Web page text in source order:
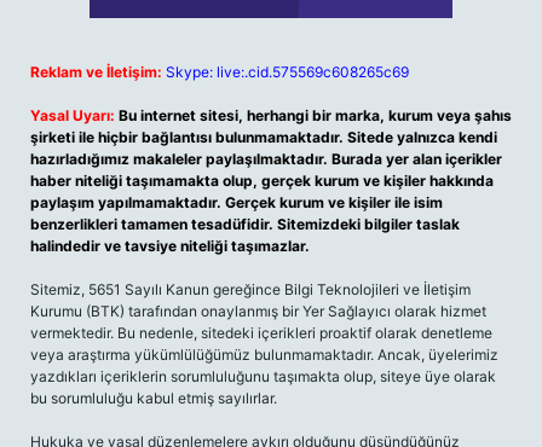
Reklam ve İletişim: Skype: live:.cid.575569c608265c69
Yasal Uyarı: Bu internet sitesi, herhangi bir marka, kurum veya şahıs
şirketi ile hiçbir bağlantısı bulunmamaktadır. Sitede yalnızca kendi
hazırladığımız makaleler paylaşılmaktadır. Burada yer alan içerikler
haber niteliği taşımamakta olup, gerçek kurum ve kişiler hakkında
paylaşım yapılmamaktadır. Gerçek kurum ve kişiler ile isim
benzerlikleri tamamen tesadüfidir. Sitemizdeki bilgiler taslak
halindedir ve tavsiye niteliği taşımazlar.
Sitemiz, 5651 Sayılı Kanun gereğince Bilgi Teknolojileri ve İletişim
Kurumu (BTK) tarafından onaylanmış bir Yer Sağlayıcı olarak hizmet
vermektedir. Bu nedenle, sitedeki içerikleri proaktif olarak denetleme
veya araştırma yükümlülüğümüz bulunmamaktadır. Ancak, üyelerimiz
yazdıkları içeriklerin sorumluluğunu taşımakta olup, siteye üye olarak
bu sorumluluğu kabul etmiş sayılırlar.
Hukuka ve yasal düzenlemelere aykırı olduğunu düşündüğünüz